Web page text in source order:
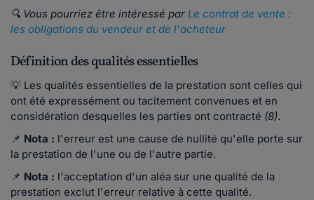
🔍 Vous pourriez être intéressé par Le contrat de vente :
les obligations du vendeur et de l'acheteur
Définition des qualités essentielles
💡 Les qualités essentielles de la prestation sont celles qui
ont été expressément ou tacitement convenues et en
considération desquelles les parties ont contracté (8).
📌 Nota : l'erreur est une cause de nullité qu'elle porte sur
la prestation de l'une ou de l'autre partie.
📌 Nota : l'acceptation d'un aléa sur une qualité de la
prestation exclut l'erreur relative à cette qualité.